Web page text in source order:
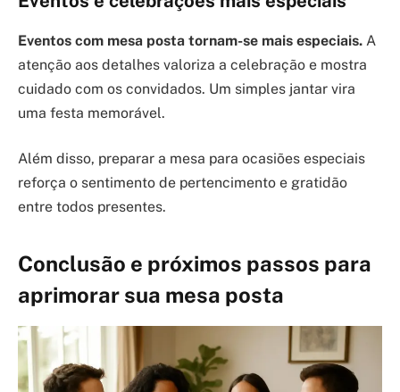
Eventos com mesa posta tornam-se mais especiais. A
atenção aos detalhes valoriza a celebração e mostra
cuidado com os convidados. Um simples jantar vira
uma festa memorável.
Além disso, preparar a mesa para ocasiões especiais
reforça o sentimento de pertencimento e gratidão
entre todos presentes.
Conclusão e próximos passos para
aprimorar sua mesa posta